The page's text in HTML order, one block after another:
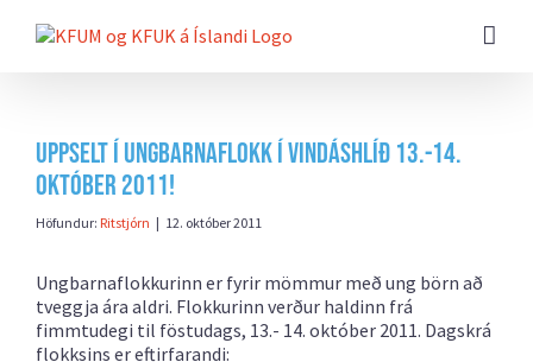
beint
Uppselt í ungbarnaflokk í Vindáshlíð 13.-14.
október 2011!
Höfundur: Ritstjórn | 12. október 2011
Ungbarnaflokkurinn er fyrir mömmur með ung börn að
tveggja ára aldri. Flokkurinn verður haldinn frá
fimmtudegi til föstudags, 13.- 14. október 2011. Dagskrá
flokksins er eftirfarandi: